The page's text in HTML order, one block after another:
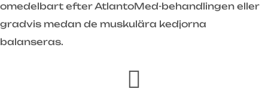
omedelbart efter AtlantoMed-behandlingen eller
gradvis medan de muskulära kedjorna
balanseras.